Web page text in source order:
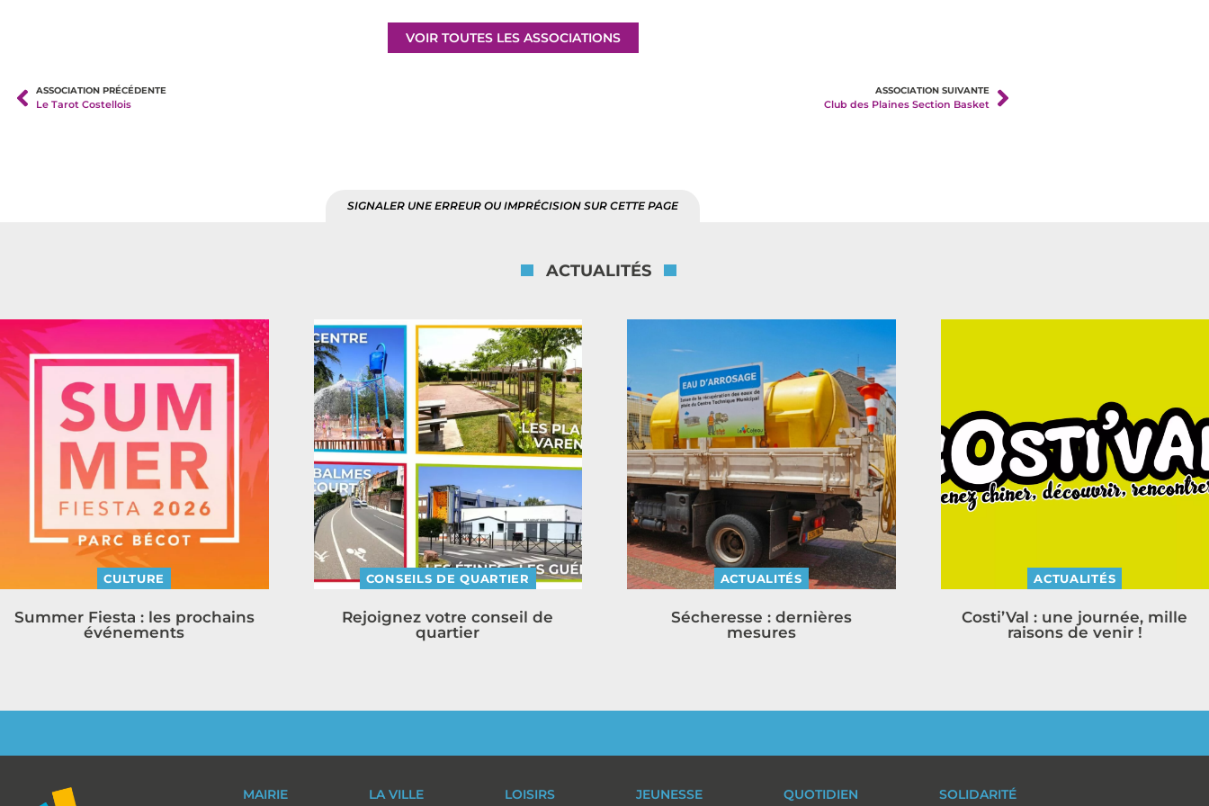
VOIR TOUTES LES ASSOCIATIONS
ASSOCIATION PRÉCÉDENTE
Le Tarot Costellois
ASSOCIATION SUIVANTE
Club des Plaines Section Basket
SIGNALER UNE ERREUR OU IMPRÉCISION SUR CETTE PAGE
ACTUALITÉS
CULTURE
Summer Fiesta : les prochains
événements
CONSEILS DE QUARTIER
Rejoignez votre conseil de
quartier
ACTUALITÉS
Sécheresse : dernières
mesures
ACTUALITÉS
Costi’Val : une journée, mille
raisons de venir !
MAIRIE LA VILLE LOISIRS JEUNESSE QUOTIDIEN SOLIDARITÉ